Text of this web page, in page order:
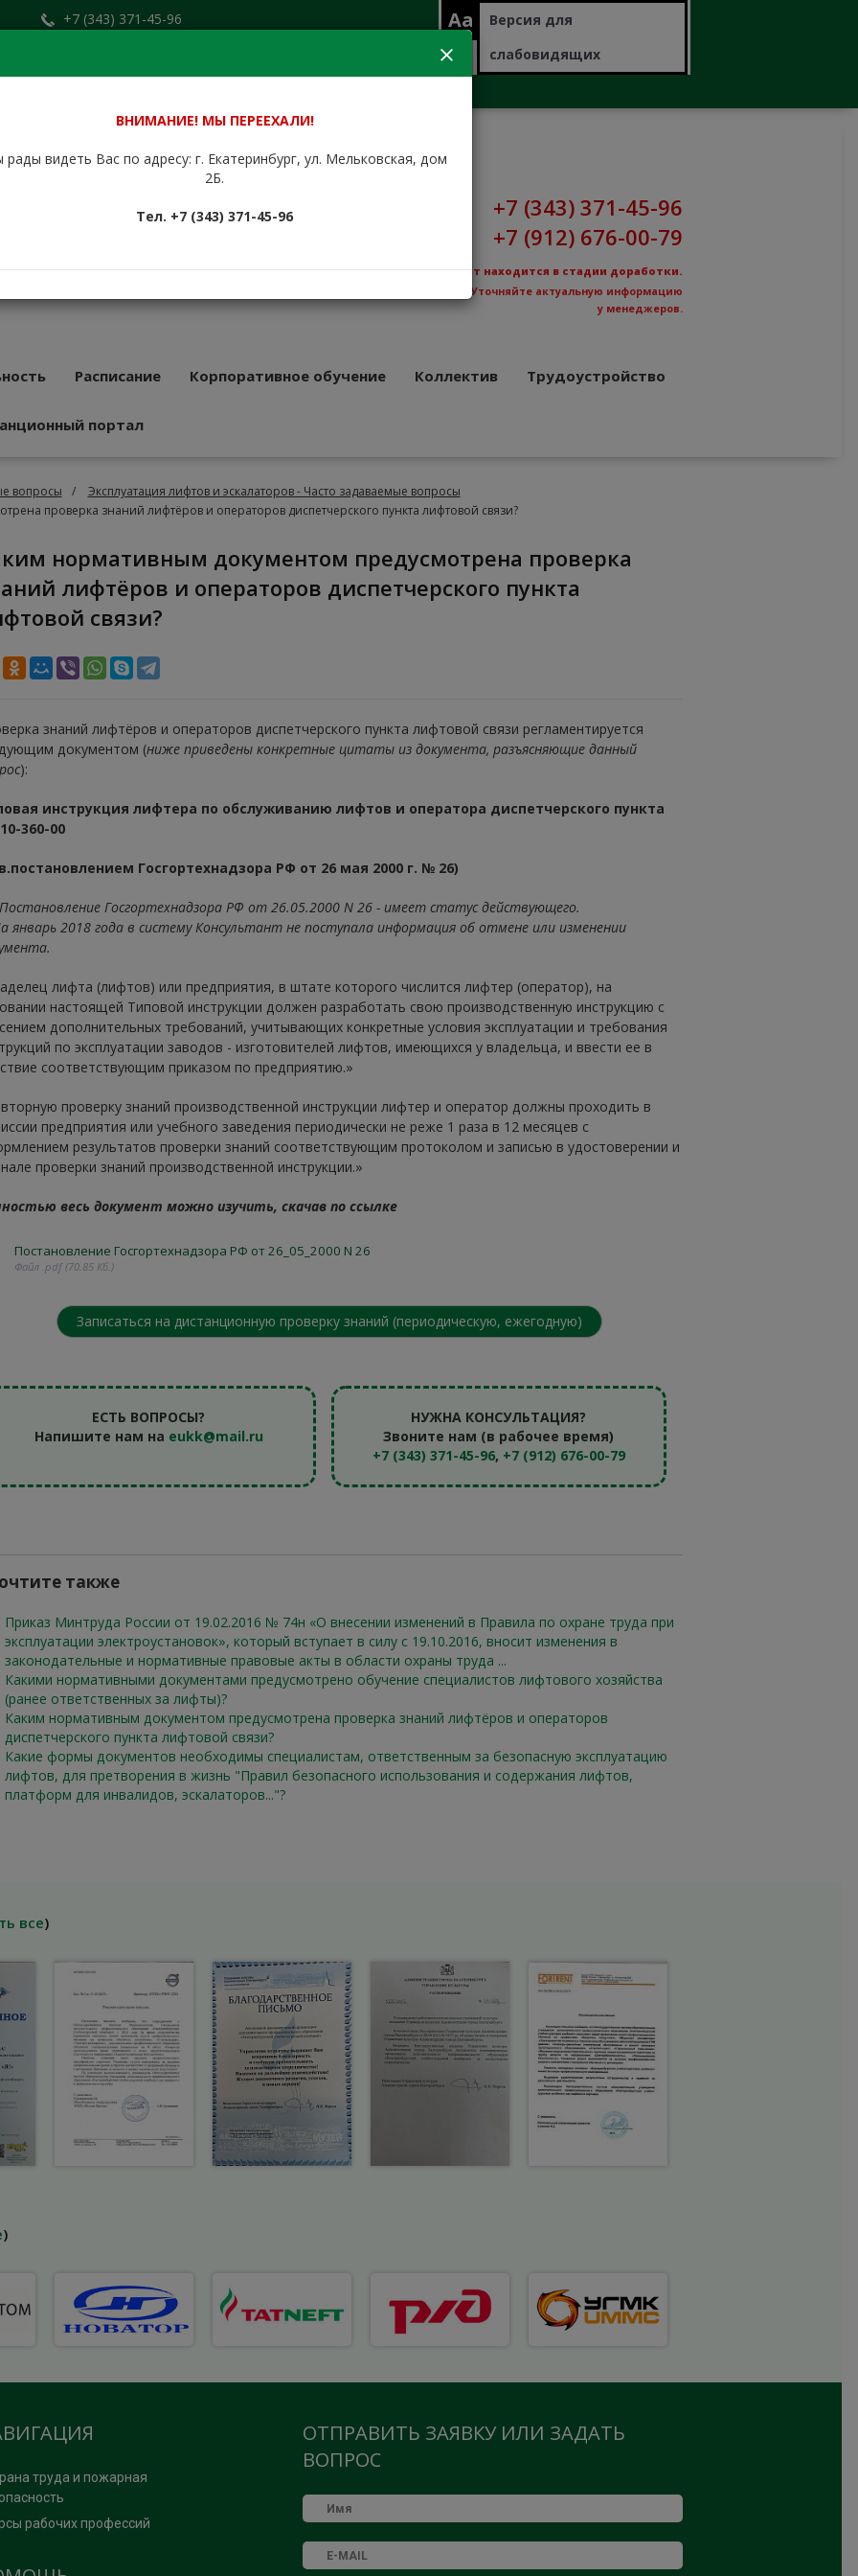
+7 (343) 371-45-96
Aa
Версия для
слабовидящих
+7 (343) 371-45-96
+7 (912) 676-00-79
Сайт находится в стадии доработки.
Уточняйте актуальную информацию
у менеджеров.
Расписание Корпоративное обучение Коллектив Трудоустройство
портал
вопросы
Эксплуатация лифтов и эскалаторов - Часто задаваемые вопросы
проверка знаний лифтёров и операторов диспетчерского пункта лифтовой связи?
лифтёров и операторов диспетчерского пункта
связи?
знаний лифтёров и операторов диспетчерского пункта лифтовой связи регламентируется
документом (ниже приведены конкретные цитаты из документа, разъясняющие данный
):
инструкция лифтера по обслуживанию лифтов и оператора диспетчерского пункта
360-00
Госгортехнадзора РФ от 26 мая 2000 г. № 26)
Госгортехнадзора РФ от 26.05.2000 N 26 - имеет статус действующего.
2018 года в систему Консультант не поступала информация об отмене или изменении
лифта (лифтов) или предприятия, в штате которого числится лифтер (оператор), на
настоящей Типовой инструкции должен разработать свою производственную инструкцию с
дополнительных требований, учитывающих конкретные условия эксплуатации и требования
по эксплуатации заводов - изготовителей лифтов, имеющихся у владельца, и ввести ее в
соответствующим приказом по предприятию.»
проверку знаний производственной инструкции лифтер и оператор должны проходить в
предприятия или учебного заведения периодически не реже 1 раза в 12 месяцев с
результатов проверки знаний соответствующим протоколом и записью в удостоверении и
проверки знаний производственной инструкции.»
весь документ можно изучить, скачав по ссылке
Постановление Госгортехнадзора РФ от 26_05_2000 N 26
Файл .pdf (70.85 Кб.)
Записаться на дистанционную проверку знаний (периодическую, ежегодную)
ЕСТЬ ВОПРОСЫ?
Напишите нам на eukk@mail.ru
НУЖНА КОНСУЛЬТАЦИЯ?
Звоните нам (в рабочее время)
+7 (343) 371-45-96, +7 (912) 676-00-79
также
Приказ Минтруда России от 19.02.2016 № 74н «О внесении изменений в Правила по охране труда при
эксплуатации электроустановок», который вступает в силу с 19.10.2016, вносит изменения в
законодательные и нормативные правовые акты в области охраны труда ...
Какими нормативными документами предусмотрено обучение специалистов лифтового хозяйства
(ранее ответственных за лифты)?
Каким нормативным документом предусмотрена проверка знаний лифтёров и операторов
диспетчерского пункта лифтовой связи?
Какие формы документов необходимы специалистам, ответственным за безопасную эксплуатацию
лифтов, для претворения в жизнь "Правил безопасного использования и содержания лифтов,
платформ для инвалидов, эскалаторов..."?
все)
)
ОТПРАВИТЬ ЗАЯВКУ ИЛИ ЗАДАТЬ
ВОПРОС
труда и пожарная
рабочих профессий
ВНИМАНИЕ! МЫ ПЕРЕЕХАЛИ!
видеть Вас по адресу: г. Екатеринбург, ул. Мельковская, дом
2Б.
Тел. +7 (343) 371-45-96